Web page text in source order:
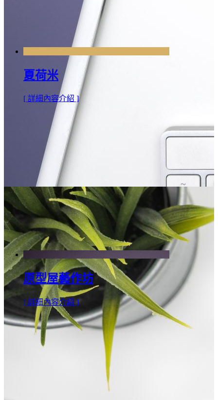
夏荷米
[ 詳細內容介紹 ]
原型屋藝作坊
[ 詳細內容介紹 ]